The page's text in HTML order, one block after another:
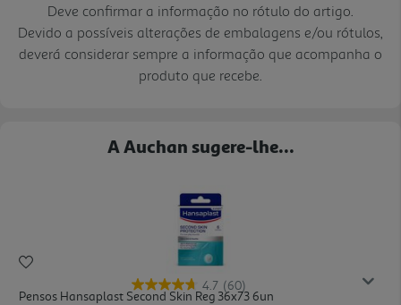
Deve confirmar a informação no rótulo do artigo.
Devido a possíveis alterações de embalagens e/ou rótulos,
deverá considerar sempre a informação que acompanha o
produto que recebe.
A Auchan sugere-lhe...
4.7 (60)
Pensos Hansaplast Second Skin Reg 36x73 6un